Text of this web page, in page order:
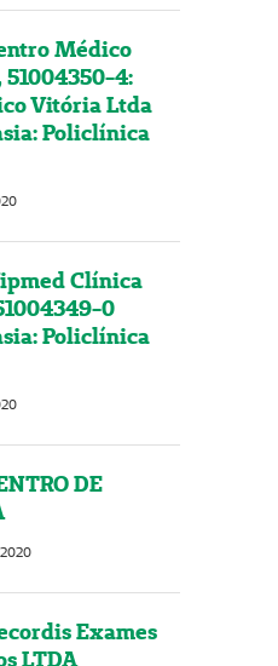
Médico
4:
Vitória Ltda
Policlínica
Clínica
0
Policlínica
DE
Exames
LTDA